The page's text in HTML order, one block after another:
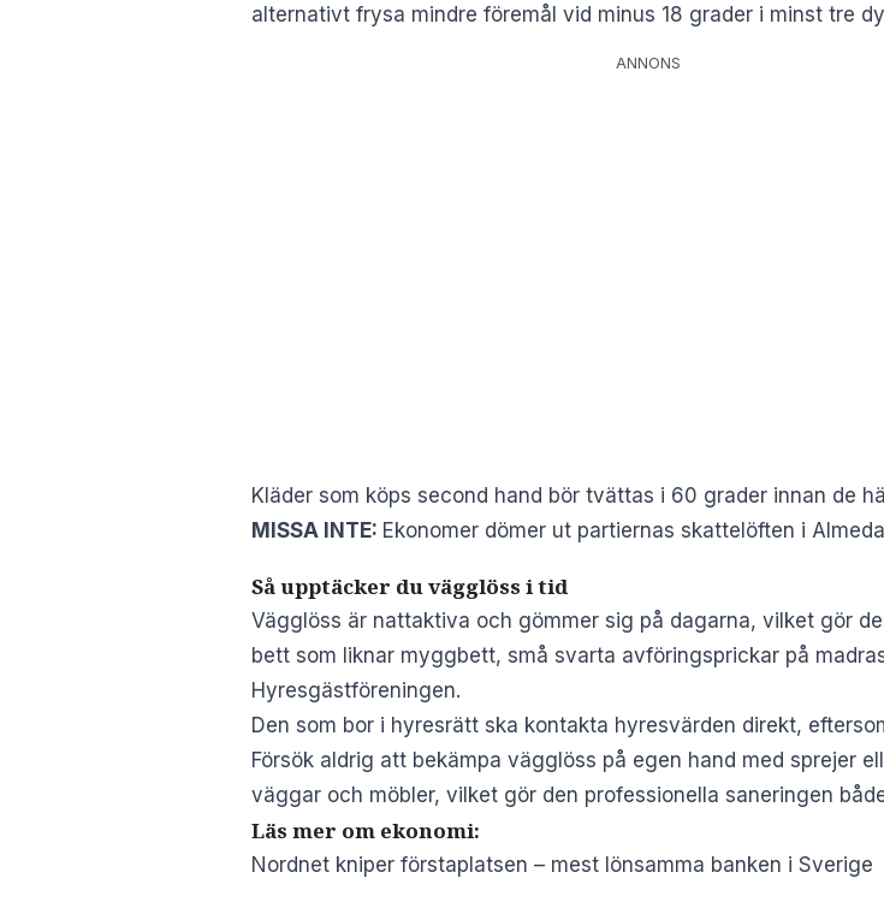
alternativt frysa mindre föremål vid minus 18 grader i minst tre
ANNONS
Kläder som köps second hand bör tvättas i 60 grader innan de
MISSA INTE: Ekonomer dömer ut partiernas skattelöften i
Så upptäcker du vägglöss i tid
Vägglöss är nattaktiva och gömmer sig på dagarna, vilket gör
bett som liknar myggbett, små svarta avföringsprickar på
Hyresgästföreningen.
Den som bor i hyresrätt ska kontakta hyresvärden direkt,
Försök aldrig att bekämpa vägglöss på egen hand med sprejer
väggar och möbler, vilket gör den professionella saneringen
Läs mer om ekonomi:
Nordnet kniper förstaplatsen – mest lönsamma banken i Sverige